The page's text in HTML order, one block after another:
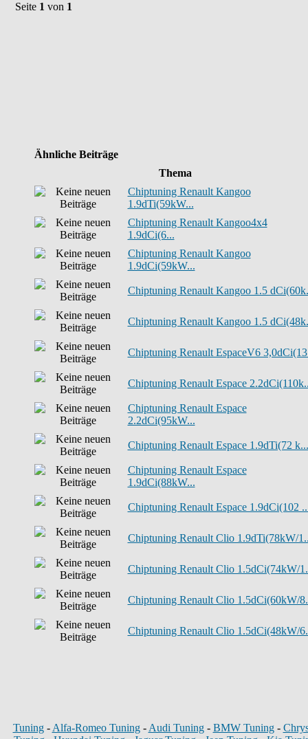
Seite 1 von 1
Ähnliche Beiträge
Thema
Chiptuning Renault Kangoo
1.9dTi(59kW...
Chiptuning Renault Kangoo4x4
1.9dCi(6...
Chiptuning Renault Kangoo
1.9dCi(59kW...
Chiptuning Renault Kangoo 1.5
Chiptuning Renault Kangoo 1.5
Chiptuning Renault EspaceV6
Chiptuning Renault Espace
Chiptuning Renault Espace
2.2dCi(95kW...
Chiptuning Renault Espace 1.9dTi(72 k...
Chiptuning Renault Espace
1.9dCi(88kW...
Chiptuning Renault Espace 1.9dCi(102
Chiptuning Renault Clio 1.9dTi(78kW/
Chiptuning Renault Clio 1.5dCi(74kW/
Chiptuning Renault Clio 1.5dCi(60kW/
Chiptuning Renault Clio 1.5dCi(48kW/
Tuning- Alfa-Romeo Tuning- Audi Tuning- BMW Tuning-